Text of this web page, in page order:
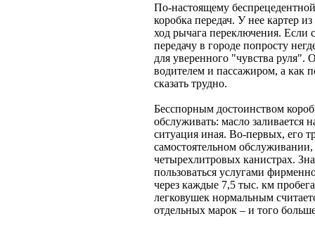
По-настоящему
коробка передач. У нее картер
ход рычага переключения. Если
передачу в городе попросту
для уверенного "чувства руля".
водителем и пассажиром, а как
сказать трудно.
Бесспорным достоинством
обслуживать: масло
ситуация иная. Во-первых, его
самостоятельном
четырехлитровых канистрах.
пользоваться услугами
через каждые 7,5 тыс. км
легковушек нормальным
отдельных марок – и того